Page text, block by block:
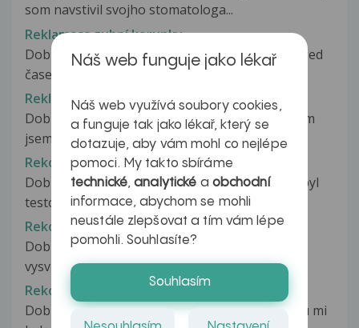
som navstivil svojho stomatologa...
Reklamace zubní korunky
Dobrý den, mám na Vás následující dotazy: 1. Před
časem mi paní zubařka...
Reklamace zubních korunek
Dobrý den,kvůli nespokojenosti s mým zubařem
jsem přešla k jinému - po rtg a...
Rekondice po COVID-19
Dobrý den, už jsou to skoro 3 měsíce, co jsem byl
testován pozitivně na covid...
Rekonizace
Dobrý den,chtěla bych poprosit o podrobnější
vysvětlení k mé diagnóze, 30.3.2017...
Rekonizace
Dobrý den, chtěla bych se zeptat, na konci roku mi
Náš web funguje jako lékař
Náš web využívá soubory cookies,
a funguje tak jako lékař, který se
dotazuje, aby vám mohl co nejlépe
pomoci. My takto sbíráme
technické,analytické a obchodní
informace, abychom se mohli
neustále zlepšovat a tím vám lépe
pomohli. Souhlasíte?
Souhlasím